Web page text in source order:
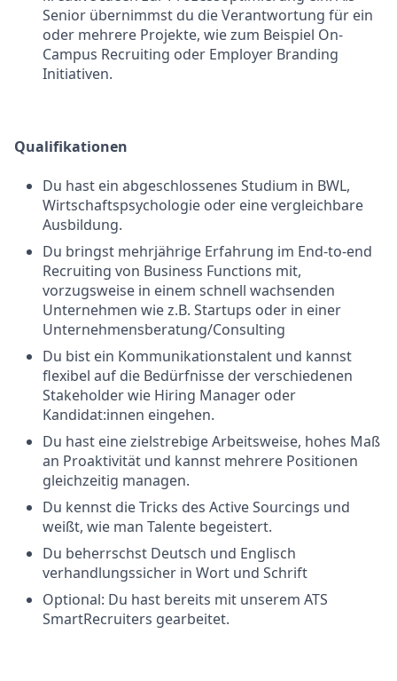
Senior übernimmst du die Verantwortung für ein
oder mehrere Projekte, wie zum Beispiel On-
Campus Recruiting oder Employer Branding
Initiativen.
Qualifikationen
Du hast ein abgeschlossenes Studium in BWL,
Wirtschaftspsychologie oder eine vergleichbare
Ausbildung.
Du bringst mehrjährige Erfahrung im End-to-end
Recruiting von Business Functions mit,
vorzugsweise in einem schnell wachsenden
Unternehmen wie z.B. Startups oder in einer
Unternehmensberatung/Consulting
Du bist ein Kommunikationstalent und kannst
flexibel auf die Bedürfnisse der verschiedenen
Stakeholder wie Hiring Manager oder
Kandidat:innen eingehen.
Du hast eine zielstrebige Arbeitsweise, hohes Maß
an Proaktivität und kannst mehrere Positionen
gleichzeitig managen.
Du kennst die Tricks des Active Sourcings und
weißt, wie man Talente begeistert.
Du beherrschst Deutsch und Englisch
verhandlungssicher in Wort und Schrift
Optional: Du hast bereits mit unserem ATS
SmartRecruiters gearbeitet.